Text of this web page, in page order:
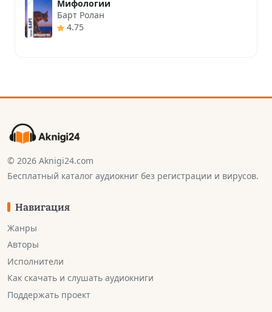
Мифологии
Барт Ролан
4.75
© 2026 Aknigi24.com
Бесплатный каталог аудиокниг без регистрации и вирусов.
Навигация
Жанры
Авторы
Исполнители
Как скачать и слушать аудиокниги
Поддержать проект